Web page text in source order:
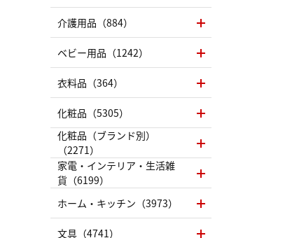
介護用品（884）
ベビー用品（1242）
衣料品（364）
化粧品（5305）
化粧品（ブランド別）
（2271）
家電・インテリア・生活雑
貨（6199）
ホーム・キッチン（3973）
文具（4741）